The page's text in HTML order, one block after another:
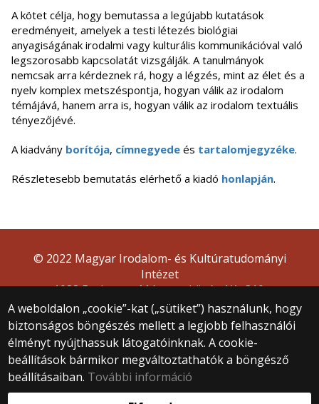
A kötet célja, hogy bemutassa a legújabb kutatások
eredményeit, amelyek a testi létezés biológiai
anyagiságának irodalmi vagy kulturális kommunikációval való
legszorosabb kapcsolatát vizsgálják. A tanulmányok
nemcsak arra kérdeznek rá, hogy a légzés, mint az élet és a
nyelv komplex metszéspontja, hogyan válik az irodalom
témájává, hanem arra is, hogyan válik az irodalom textuális
tényezőjévé.
A kiadvány borítója, címnegyede és tartalomjegyzéke.
Részletesebb bemutatás elérhető a kiadó honlapján.
A weboldalon „cookie”-kat („sütiket”) használunk, hogy
biztonságos böngészés mellett a legjobb felhasználói
élményt nyújthassuk látogatóinknak. A cookie-
beállítások bármikor megváltoztathatók a böngésző
beállításaiban. További információ
© 2022 Magyar Irodalom- és Kultúratudományi
Intézet
1088 Budapest, Múzeum körút 4/A, 310.
Webfejlesztés: